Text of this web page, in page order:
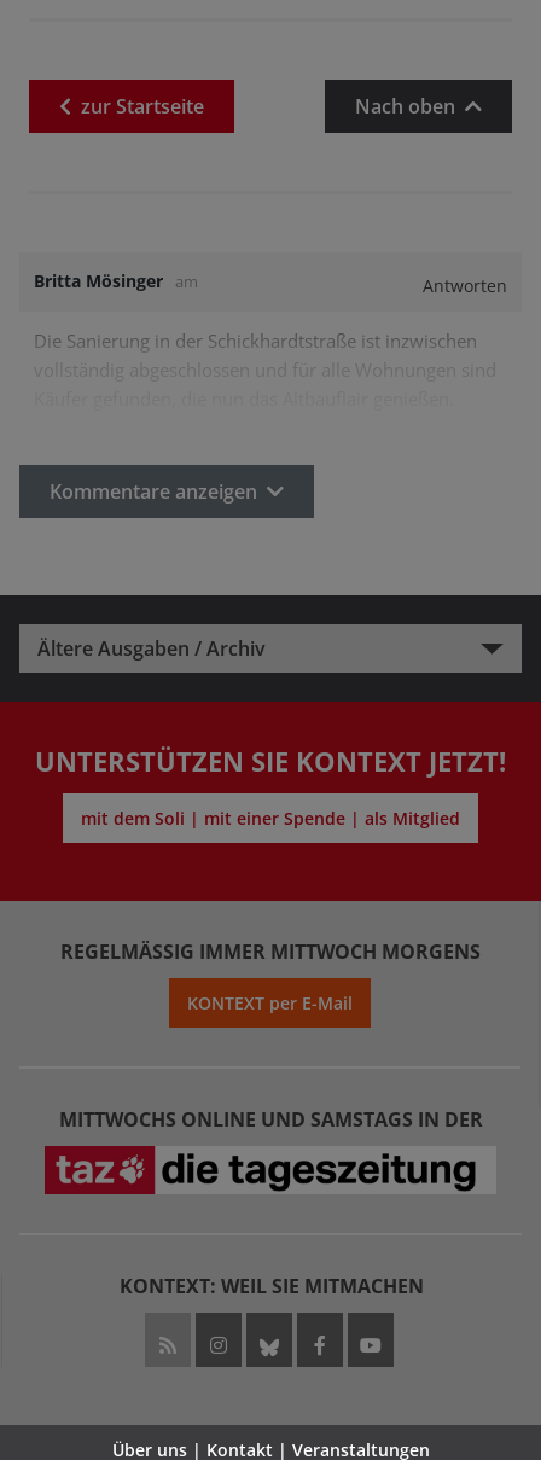
zurStartseite Nach oben
Britta Mösinger am Antworten
Die Sanierung in der Schickhardtstraße ist inzwischen
vollständig abgeschlossen und für alle Wohnungen sind
Kommentare anzeigen
Ältere Ausgaben / Archiv
UNTERSTÜTZEN SIE KONTEXT JETZT!
mit dem Soli | mit einer Spende | als Mitglied
REGELMÄSSIG IMMER MITTWOCH MORGENS
KONTEXT per E-Mail
MITTWOCHS ONLINE UND SAMSTAGS IN DER
KONTEXT: WEIL SIE MITMACHEN
Über uns | Kontakt | Veranstaltungen